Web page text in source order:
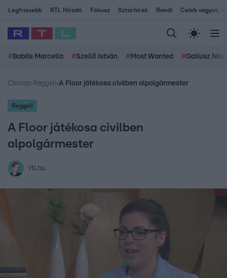
Legfrissebb RTL Híradó Fókusz Sztárhírek Randi Celeb vagyok,
# Babits Marcella #Szellő István # Most Wanted #Gallusz
Címlap› Reggeli›A Floor játékosa civilben alpolgármester
Reggeli
A Floor játékosa civilben
alpolgármester
rtl.hu